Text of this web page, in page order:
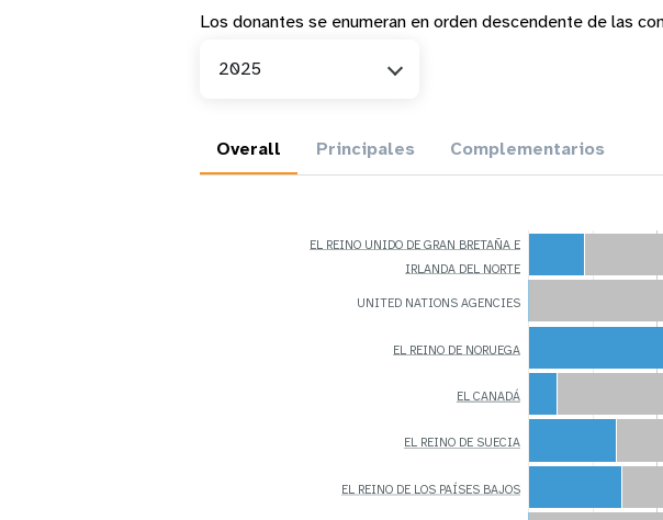
Los donantes se enumeran en orden descendente de las
2025
Overall Principales Complementarios
EL REINO UNIDO DE GRAN BRETAÑA E
IRLANDA DEL NORTE
UNITED NATIONS AGENCIES
EL REINO DE NORUEGA
EL CANADÁ
EL REINO DE SUECIA
EL REINO DE LOS PAÍSES BAJOS